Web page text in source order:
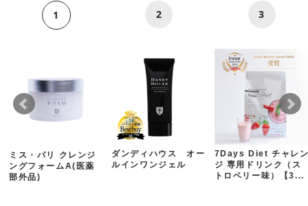
1
ミス・パリ クレンジ
ングフォームA(医薬
部外品)
2
ダンディハウス オー
ルインワンジェル
3
7Days Diet チャレ
ジ 専用ドリンク（ス
トロベリー味）【3...